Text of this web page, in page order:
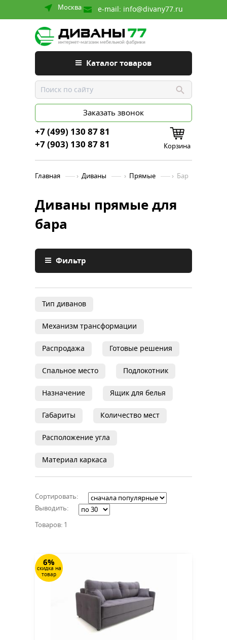
Москва e-mail: info@divany77.ru
Каталог товаров
Заказать звонок
+7 (499) 130 87 81
+7 (903) 130 87 81
Корзина
Главная › Диваны › Прямые › Бар
Диваны прямые для
бара
Фильтр
Тип диванов
Механизм трансформации
Распродажа Готовые решения
Спальное место Подлокотник
Назначение Ящик для белья
Габариты Количество мест
Расположение угла
Материал каркаса
Сортировать:
Выводить:
Товаров: 1
6%
скидка на
товар